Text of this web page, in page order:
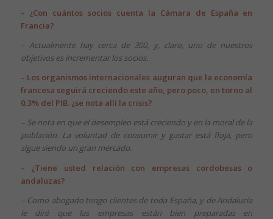
– ¿Con cuántos socios cuenta la Cámara de España en
Francia?
– Actualmente hay cerca de 300, y, claro, uno de nuestros
objetivos es incrementar los socios.
– Los organismos internacionales auguran que la economía
francesa seguirá creciendo este año, pero poco, en torno al
0,3% del PIB. ¿se nota allí la crisis?
– Se nota en que el desempleo está creciendo y en la moral de la
población. La voluntad de consumir y gastar está floja, pero
sigue siendo un gran mercado.
– ¿Tiene usted relación con empresas cordobesas o
andaluzas?
– Como abogado tengo clientes de toda España, y de Andalucía
le diré que las empresas están bien preparadas en